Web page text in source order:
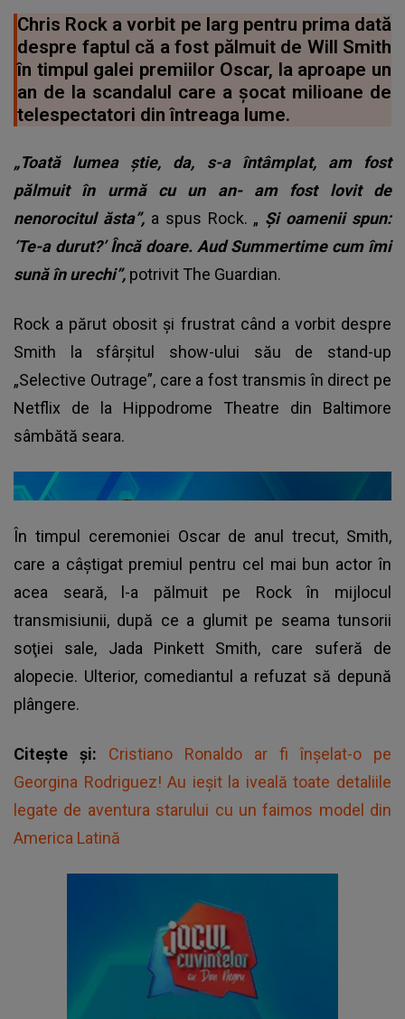
Chris Rock a vorbit pe larg pentru prima dată
despre faptul că a fost pălmuit de Will Smith
în timpul galei premiilor Oscar, la aproape un
an de la scandalul care a şocat milioane de
telespectatori din întreaga lume.
„Toată lumea ştie, da, s-a întâmplat, am fost
pălmuit în urmă cu un an- am fost lovit de
nenorocitul ăsta”, a spus Rock. „ Şi oamenii spun:
‘Te-a durut?’ Încă doare. Aud Summertime cum îmi
sună în urechi”, potrivit The Guardian.
Rock a părut obosit şi frustrat când a vorbit despre
Smith la sfârşitul show-ului său de stand-up
„Selective Outrage”, care a fost transmis în direct pe
Netflix de la Hippodrome Theatre din Baltimore
sâmbătă seara.
În timpul ceremoniei Oscar de anul trecut, Smith,
care a câştigat premiul pentru cel mai bun actor în
acea seară, l-a pălmuit pe Rock în mijlocul
transmisiunii, după ce a glumit pe seama tunsorii
soţiei sale, Jada Pinkett Smith, care suferă de
alopecie. Ulterior, comediantul a refuzat să depună
plângere.
Citește și: Cristiano Ronaldo ar fi înșelat-o pe
Georgina Rodriguez! Au ieșit la iveală toate detaliile
legate de aventura starului cu un faimos model din
America Latină